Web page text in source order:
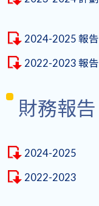
2024-2025 報告
2022-2023 報告
財務報告
2024-2025
2022-2023